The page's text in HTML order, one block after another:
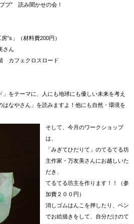
プ” 読み聞かせの会！
”s」（材料費200円）
さん
カフェクロスロード
をテーマに、人にも地球にも優しい未来を考え
なやさん」を読みますよ！他にも自然・環境を
そして、今月のワークショップ
は、
「みぎてひだりて」のてるてる坊
主作家・万友美さんにお越しいた
だき、
てるてる坊主を作ります！！（参
加費２００円）
消しゴムはんこを押したり、ペン
でお絵描きをして、自分だけのて